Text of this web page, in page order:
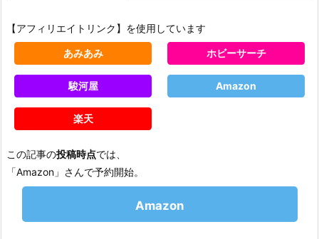
【アフィリエイトリンク】を使用しています
あみあみ ホビーサーチ
駿河屋 Amazon
楽天
この記事の投稿時点では、
「Amazon」さんで予約開始。
Amazon